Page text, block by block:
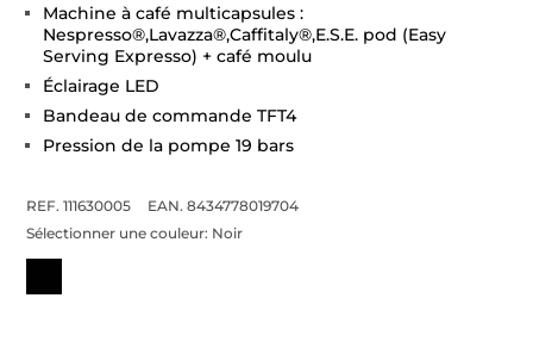
Machine à café multicapsules :
Nespresso®,Lavazza®,Caffitaly®,E.S.E. pod (Easy
Serving Expresso) + café moulu
Éclairage LED
Bandeau de commande TFT4
Pression de la pompe 19 bars
REF. 111630005
EAN. 8434778019704
Sélectionner une couleur: Noir